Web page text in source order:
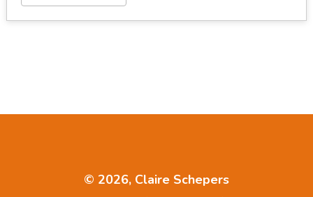
© 2026, Claire Schepers